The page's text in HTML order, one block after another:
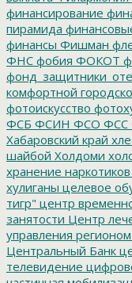
финансирование
пирамида
финансы Фишман
ФНС фобия ФОКОТ
комфортной
фотоискусство
ФСБ ФСИН ФСО ФСС
Хабаровский край
шайбой Холдоми
хранение наркотиков
хулиганы целевое
тигр" центр
занятости Центр
управления регионом
Центральный Банк
телевидение